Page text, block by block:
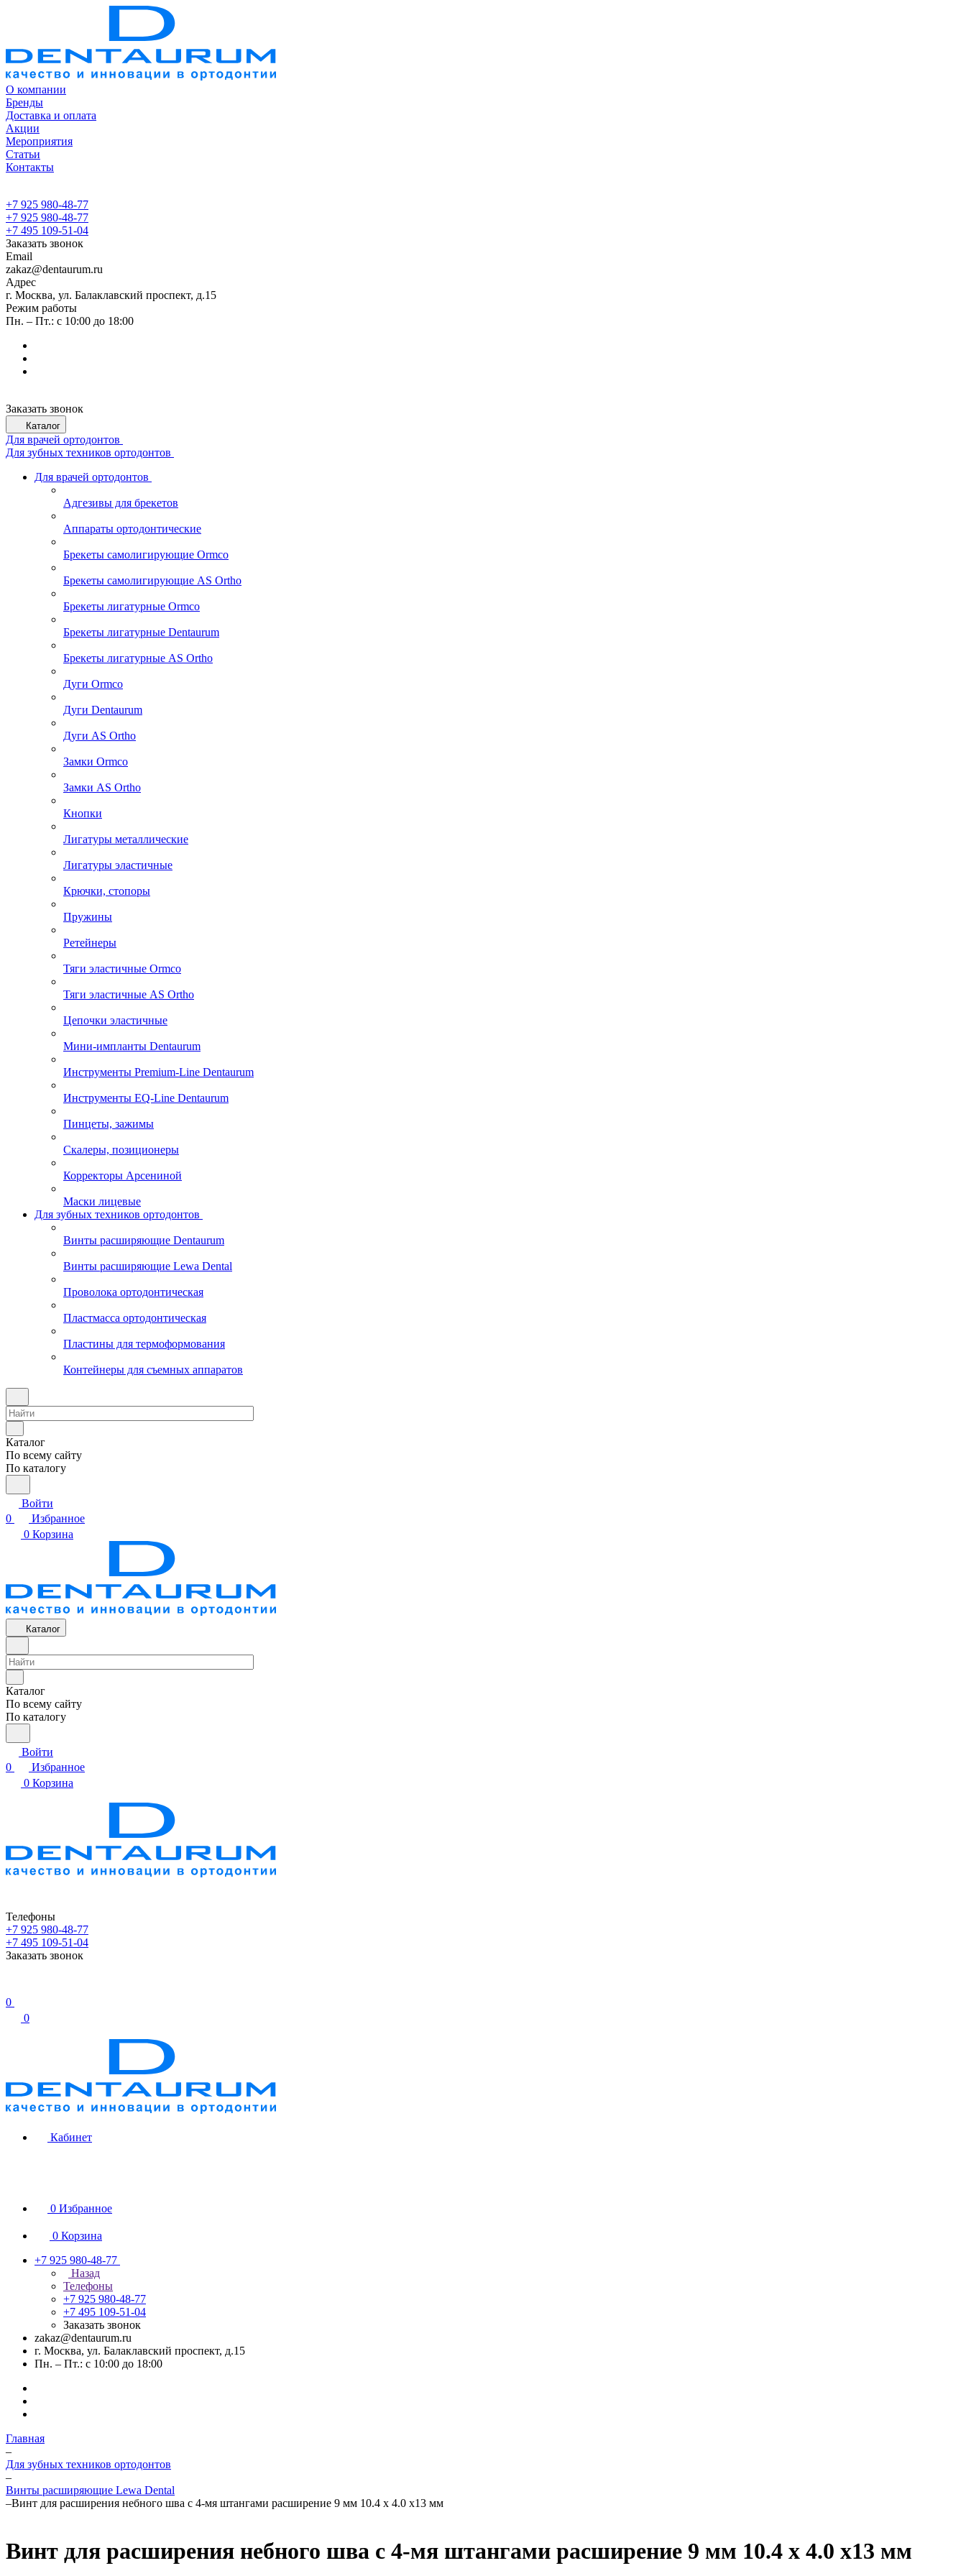
О компании
Бренды
Доставка и оплата
Акции
Мероприятия
Статьи
Контакты
+7 925 980-48-77
+7 925 980-48-77
+7 495 109-51-04
Заказать звонок
Email
zakaz@dentaurum.ru
Адрес
г. Москва, ул. Балаклавский проспект, д.15
Режим работы
Пн. – Пт.: с 10:00 до 18:00
Заказать звонок
Каталог
Для врачей ортодонтов
Для зубных техников ортодонтов
Для врачей ортодонтов
Адгезивы для брекетов
Аппараты ортодонтические
Брекеты самолигирующие Ormco
Брекеты самолигирующие AS Ortho
Брекеты лигатурные Ormco
Брекеты лигатурные Dentaurum
Брекеты лигатурные AS Ortho
Дуги Ormco
Дуги Dentaurum
Дуги AS Ortho
Замки Ormco
Замки AS Ortho
Кнопки
Лигатуры металлические
Лигатуры эластичные
Крючки, стопоры
Пружины
Ретейнеры
Тяги эластичные Ormco
Тяги эластичные AS Ortho
Цепочки эластичные
Мини-импланты Dentaurum
Инструменты Premium-Line Dentaurum
Инструменты EQ-Line Dentaurum
Пинцеты, зажимы
Скалеры, позиционеры
Корректоры Арсениной
Маски лицевые
Для зубных техников ортодонтов
Винты расширяющие Dentaurum
Винты расширяющие Lewa Dental
Проволока ортодонтическая
Пластмасса ортодонтическая
Пластины для термоформования
Контейнеры для съемных аппаратов
Каталог
По всему сайту
По каталогу
Войти
0
Избранное
0 Корзина
Каталог
Каталог
По всему сайту
По каталогу
Войти
0
Избранное
0 Корзина
Телефоны
+7 925 980-48-77
+7 495 109-51-04
Заказать звонок
0
0
Кабинет
0 Избранное
0 Корзина
+7 925 980-48-77
Назад
Телефоны
+7 925 980-48-77
+7 495 109-51-04
Заказать звонок
zakaz@dentaurum.ru
г. Москва, ул. Балаклавский проспект, д.15
Пн. – Пт.: с 10:00 до 18:00
Главная
–
Для зубных техников ортодонтов
–
Винты расширяющие Lewa Dental
–Винт для расширения небного шва с 4-мя штангами расширение 9 мм 10.4 х 4.0 х13 мм
Винт для расширения небного шва с 4-мя штангами расширение 9 мм 10.4 х 4.0 х13 мм